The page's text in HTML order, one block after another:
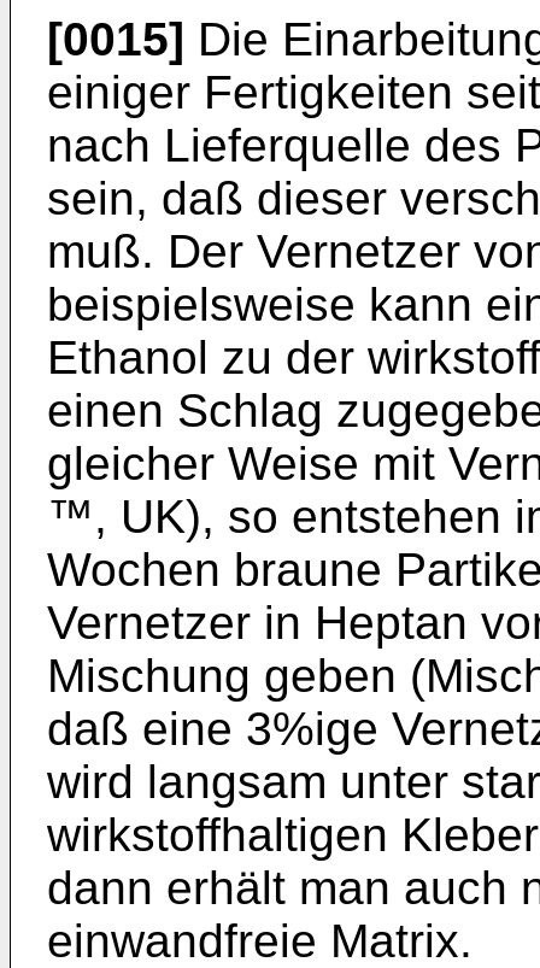
[0015] Die
einiger Fertigkeiten
nach Lieferquelle des
sein, daß dieser
muß. Der Vernetzer
beispielsweise kann
Ethanol zu der
einen Schlag
gleicher Weise mit
™, UK), so entstehen
Wochen braune
Vernetzer in Heptan
Mischung geben
daß eine 3%ige
wird langsam unter
wirkstoffhaltigen
dann erhält man auch
einwandfreie Matrix.